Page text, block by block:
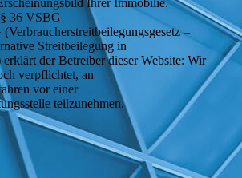
Ihrer Immobilie.
36 VSBG
–
Streitbeilegung in
erklärt der Betreiber dieser Website: Wir
verpflichtet, an
vor einer
teilzunehmen.